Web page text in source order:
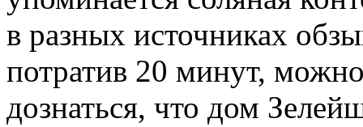
в разных источниках
потратив 20 минут,
дознаться, что дом